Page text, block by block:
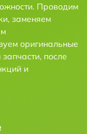
Проводим
заменяем
оригинальные
после
и